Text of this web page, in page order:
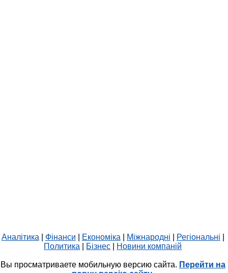
Аналітика Фінанси Економіка Міжнародні Регіональні
Политика
Бізнес Новини компаній
Вы просматриваете мобильную версию сайта. Перейти на